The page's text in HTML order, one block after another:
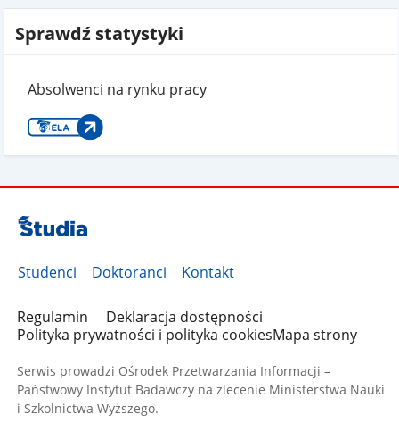
Sprawdź statystyki
Absolwenci na rynku pracy
Studenci Doktoranci Kontakt
Regulamin
Deklaracja dostępności
Polityka prywatności i polityka cookiesMapa strony
Serwis prowadzi Ośrodek Przetwarzania Informacji –
Państwowy Instytut Badawczy na zlecenie Ministerstwa Nauki
i Szkolnictwa Wyższego.